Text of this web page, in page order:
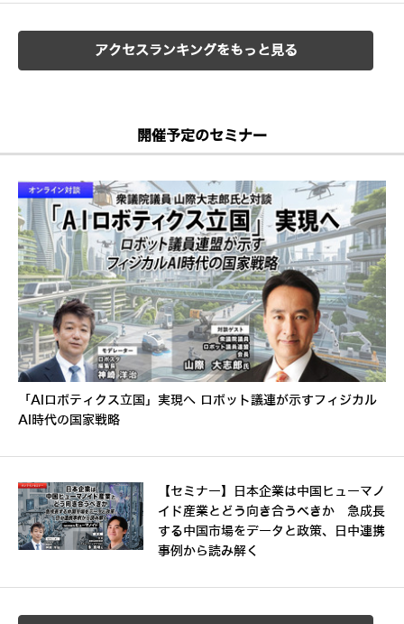
アクセスランキングをもっと見る
開催予定のセミナー
「AIロボティクス立国」実現へ ロボット議連が示すフィジカル
AI時代の国家戦略
【セミナー】日本企業は中国ヒューマノ
イド産業とどう向き合うべきか 急成長
する中国市場をデータと政策、日中連携
事例から読み解く